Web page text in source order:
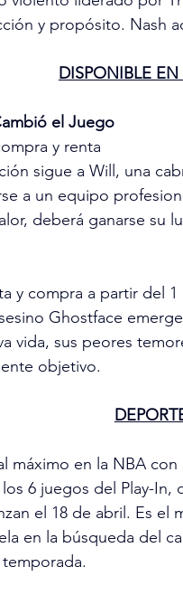
y propósito. Nash
DISPONIBLE
el Juego
y renta
sigue a Will, una
a un equipo
deberá ganarse su
y compra a partir del 1
Ghostface
vida, sus peores
objetivo.
máximo en la NBA
6 juegos del Play-
el 18 de abril. Es
en la búsqueda del